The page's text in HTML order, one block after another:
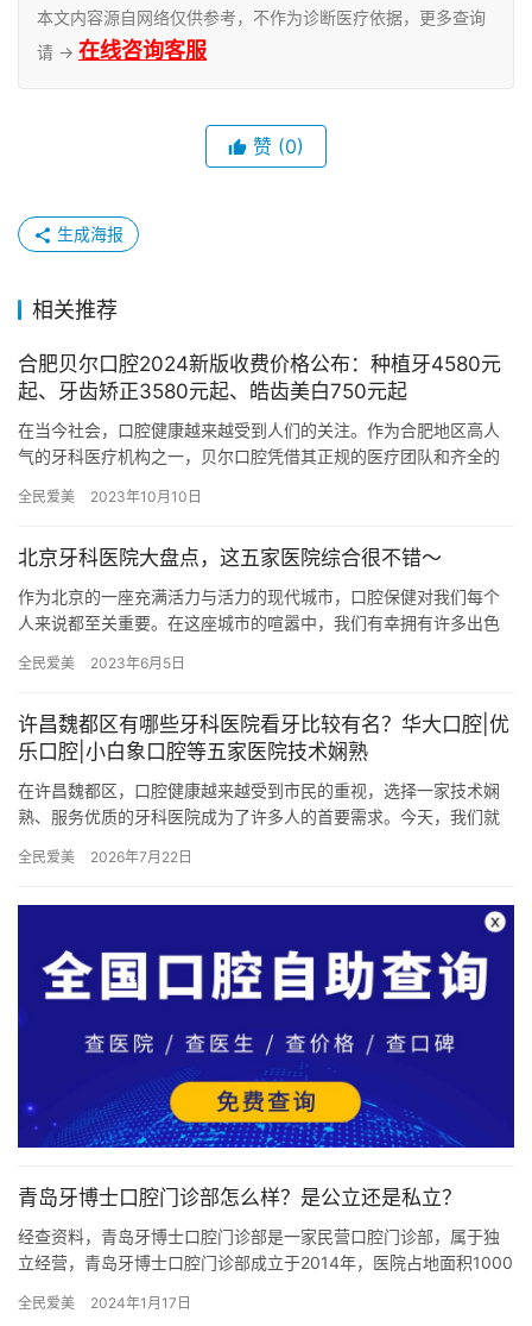
本文内容源自网络仅供参考，不作为诊断医疗依据，更多查询
请 → 在线咨询客服
赞 (0)
生成海报
相关推荐
合肥贝尔口腔2024新版收费价格公布：种植牙4580元
起、牙齿矫正3580元起、皓齿美白750元起
在当今社会，口腔健康越来越受到人们的关注。作为合肥地区高人
气的牙科医疗机构之一，贝尔口腔凭借其正规的医疗团队和齐全的
2024…
全民爱美 2023年10月10日
北京牙科医院大盘点，这五家医院综合很不错～
作为北京的一座充满活力与活力的现代城市，口腔保健对我们每个
人来说都至关重要。在这座城市的喧嚣中，我们有幸拥有许多出色
一起来…
全民爱美 2023年6月5日
许昌魏都区有哪些牙科医院看牙比较有名？华大口腔|优
乐口腔|小白象口腔等五家医院技术娴熟
在许昌魏都区，口腔健康越来越受到市民的重视，选择一家技术娴
熟、服务优质的牙科医院成为了许多人的首要需求。今天，我们就
乐口腔…
全民爱美 2026年7月22日
青岛牙博士口腔门诊部怎么样？是公立还是私立？
经查资料，青岛牙博士口腔门诊部是一家民营口腔门诊部，属于独
立经营，青岛牙博士口腔门诊部成立于2014年，医院占地面积1000
全民爱美 2024年1月17日